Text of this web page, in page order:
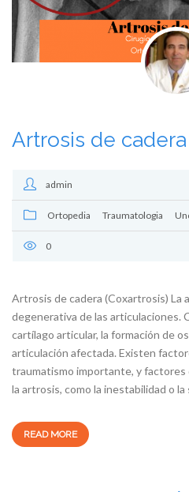
Artrosis de
admin
Ortopedia Traumatologia
0
Artrosis de cadera (Coxartrosis) La
degenerativa de las articulaciones.
cartílago articular, la formación de
articulación afectada. Existen
traumatismo importante, y factores
la artrosis, como la inestabilidad o
READ MORE